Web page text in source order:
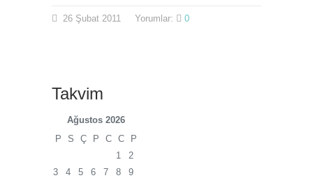
26 Şubat 2011 Yorumlar: 0
Takvim
Ağustos 2026
P
S Ç P C C
P
1
2
3
4 5 6 7 8
9